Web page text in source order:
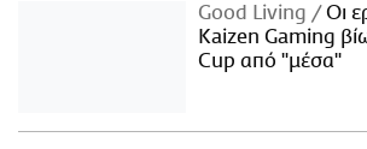
Good Living
Οι
Kaizen Gaming
Cup από "μέσα"